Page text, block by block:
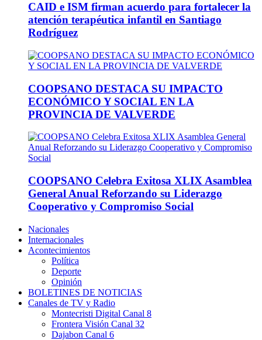
CAID e ISM firman acuerdo para fortalecer la
atención terapéutica infantil en Santiago
Rodríguez
COOPSANO DESTACA SU IMPACTO
ECONÓMICO Y SOCIAL EN LA
PROVINCIA DE VALVERDE
COOPSANO Celebra Exitosa XLIX Asamblea
General Anual Reforzando su Liderazgo
Cooperativo y Compromiso Social
Nacionales
Internacionales
Acontecimientos
Política
Deporte
Opinión
BOLETINES DE NOTICIAS
Canales de TV y Radio
Montecristi Digital Canal 8
Frontera Visión Canal 32
Dajabon Canal 6